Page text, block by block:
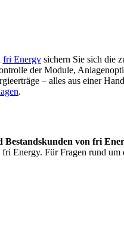
fri Energysichern Sie sich die
der Module,
– alles aus einer
.
Bestandskunden von fri
Energy. Für Fragen rund um